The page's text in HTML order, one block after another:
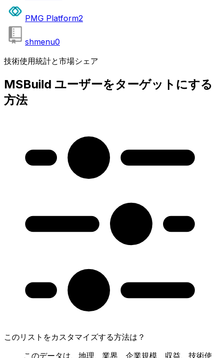
PMG Platform2
shmenu0
技術使用統計と市場シェア
MSBuild ユーザーをターゲットにする
方法
このリストをカスタマイズする方法は？
このデータは、地理、業界、企業規模、収益、技術使